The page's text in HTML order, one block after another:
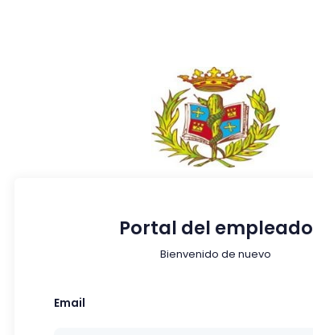
Portal del empleado
Bienvenido de nuevo
Email